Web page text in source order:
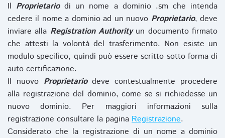
Il Proprietariodi un nome a dominio .sm che intenda
cedere il nome a dominio ad un nuovo Proprietario, deve
inviare alla Registration Authorityun documento firmato
che attesti la volontà del trasferimento. Non esiste un
modulo specifico, quindi può essere scritto sotto forma di
auto-certificazione.
Il nuovo Proprietariodeve contestualmente procedere
alla registrazione del dominio, come se si richiedesse un
nuovo dominio. Per maggiori informazioni sulla
registrazione consultare la pagina Registrazione.
Considerato che la registrazione di un nome a dominio